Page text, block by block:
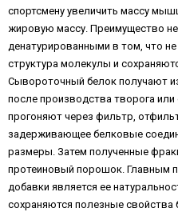
спортсмену увеличить массу
жировую массу. Преимущество
денатурированными в том, что
структура молекулы и
Сывороточный белок получают
после производства творога
прогоняют через фильтр,
задерживающее белковые
размеры. Затем полученные
протеиновый порошок. Главным
добавки является ее
сохраняются полезные свойства